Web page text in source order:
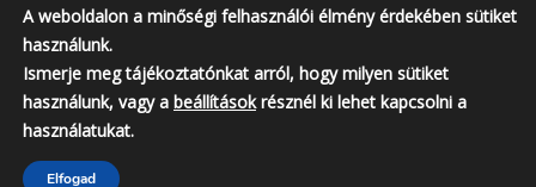
NYITVA TARTÁS:
Hétfőtől – Péntekig: 10:00 – 14:00
Nyitvatartási időn kívül, előzetes telefonos egyeztetés szükséges!
Telefonszám: +36 30 237 6761 ; +36 30 213 3461
A weboldalon a minőségi felhasználói élmény érdekében sütiket
használunk.
Ismerje meg tájékoztatónkat arról, hogy milyen sütiket
használunk, vagy a beállításokrésznél ki lehet kapcsolni a
használatukat.
Elfogad